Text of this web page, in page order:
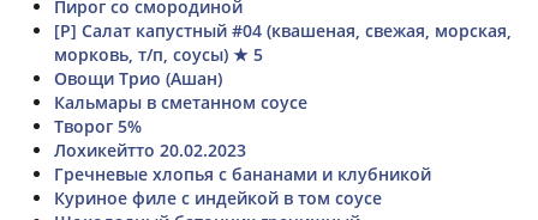
Пирог со смородиной
[Р] Салат капустный #04 (квашеная, свежая, морская,
морковь, т/п, соусы) ★ 5
Овощи Трио (Ашан)
Кальмары в сметанном соусе
Творог 5%
Лохикейтто 20.02.2023
Гречневые хлопья с бананами и клубникой
Куриное филе с индейкой в том соусе